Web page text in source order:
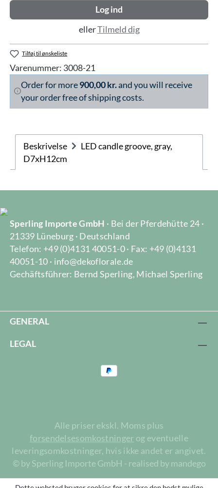
Log ind
ellerTilmeld dig
Tilføj til ønskeliste
Varenummer: 3008-21
Order for more900,00 kr.and you will receive
your order free of shipping costs.
Beskrivelse
LED candle groove, gray,
D7xH12cm
Sperling Importe GmbH · Bei der Pferdehütte 24 ·
21339 Lüneburg · Deutschland
Telefon: +49 (0)4131 40051-0 · Fax: +49 (0)4131
40051-10 · info@dekoflorale.de
Gechäftsführer: Bernd Sperling, Michael Sperling
GENERAL
LEGAL
Alle priser ekskl. Moms plus
forsendelsesomkostninger og eventuelle
leveringsomkostninger, hvis ikke andet er angivet.
© by Sperling Importe GmbH - realised by mandego